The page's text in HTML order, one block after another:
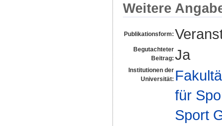
Weitere
Publikationsform:
Begutachteter
Beitrag: Ja
Institutionen der
Universität:
für
Sport